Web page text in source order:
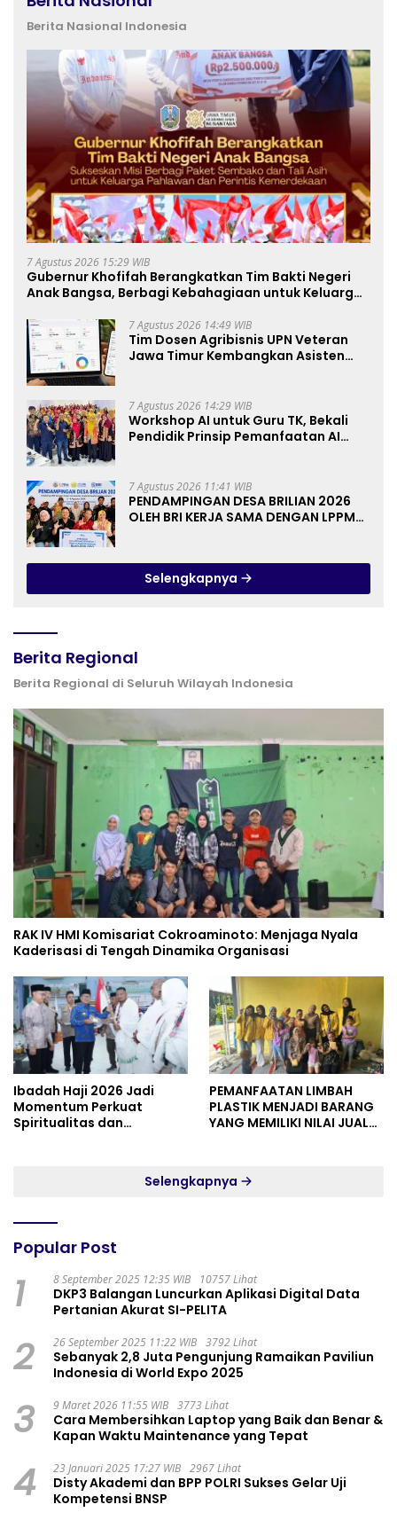
Berita Nasional Indonesia
7 Agustus 2026 15:29 WIB
Gubernur Khofifah Berangkatkan Tim Bakti Negeri
Anak Bangsa, Berbagi Kebahagiaan untuk Keluarga
7 Agustus 2026 14:49 WIB
Tim Dosen Agribisnis UPN Veteran
Jawa Timur Kembangkan Asisten
7 Agustus 2026 14:29 WIB
Workshop AI untuk Guru TK, Bekali
Pendidik Prinsip Pemanfaatan AI
7 Agustus 2026 11:41 WIB
PENDAMPINGAN DESA BRILIAN 2026
OLEH BRI KERJA SAMA DENGAN LPPM
Selengkapnya
Berita Regional
Berita Regional di Seluruh Wilayah Indonesia
RAK IV HMI Komisariat Cokroaminoto: Menjaga Nyala
Kaderisasi di Tengah Dinamika Organisasi
Ibadah Haji 2026 Jadi
Momentum Perkuat
Spiritualitas dan
PEMANFAATAN LIMBAH
PLASTIK MENJADI BARANG
YANG MEMILIKI NILAI JUAL
Selengkapnya
Popular Post
1 8 September 2025 12:35 WIB 10757 Lihat
DKP3 Balangan Luncurkan Aplikasi Digital Data
Pertanian Akurat SI-PELITA
2 26 September 2025 11:22 WIB 3792 Lihat
Sebanyak 2,8 Juta Pengunjung Ramaikan Paviliun
Indonesia di World Expo 2025
3 9 Maret 2026 11:55 WIB 3773 Lihat
Cara Membersihkan Laptop yang Baik dan Benar &
Kapan Waktu Maintenance yang Tepat
4 23 Januari 2025 17:27 WIB 2967 Lihat
Disty Akademi dan BPP POLRI Sukses Gelar Uji
Kompetensi BNSP